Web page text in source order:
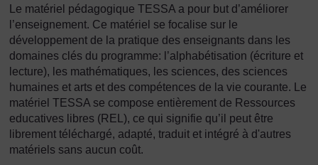
Le matériel pédagogique TESSA a pour but d’améliorer
l’enseignement. Ce matériel se focalise sur le
développement de la pratique des enseignants dans les
domaines clés du programme: l’alphabétisation (écriture et
lecture), les mathématiques, les sciences, des sciences
humaines et arts et des compétences de la vie courante. Le
matériel TESSA se compose entièrement de Ressources
educatives libres (REL), ce qui signifie qu’il peut être
librement téléchargé, adapté, traduit et intégré à d'autres
matériels sans aucun coût.